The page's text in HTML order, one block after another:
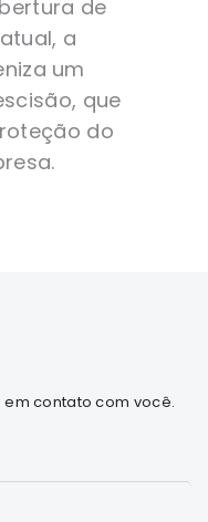
de
a
um
que
do
contato com você.